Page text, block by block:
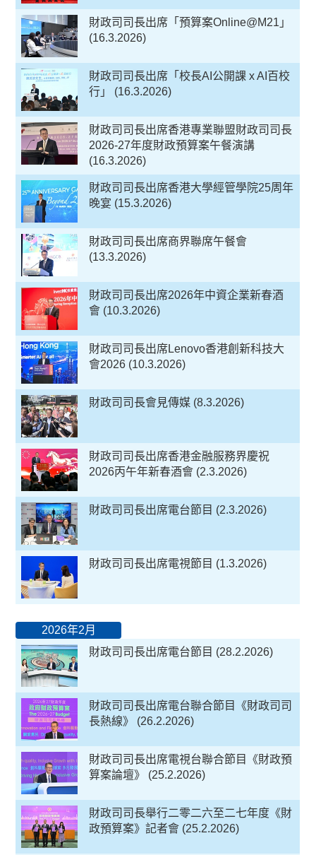
財政司司長出席「預算案Online@M21」
(16.3.2026)
財政司司長出席「校長AI公開課 x AI百校
行」 (16.3.2026)
財政司司長出席香港專業聯盟財政司司長
2026-27年度財政預算案午餐演講
(16.3.2026)
財政司司長出席香港大學經管學院25周年
晚宴 (15.3.2026)
財政司司長出席商界聯席午餐會
(13.3.2026)
財政司司長出席2026年中資企業新春酒
會 (10.3.2026)
財政司司長出席Lenovo香港創新科技大
會2026 (10.3.2026)
財政司司長會見傳媒 (8.3.2026)
財政司司長出席香港金融服務界慶祝
2026丙午年新春酒會 (2.3.2026)
財政司司長出席電台節目 (2.3.2026)
財政司司長出席電視節目 (1.3.2026)
2026年2月
財政司司長出席電台節目 (28.2.2026)
財政司司長出席電台聯合節目《財政司司
長熱線》 (26.2.2026)
財政司司長出席電視台聯合節目《財政預
算案論壇》 (25.2.2026)
財政司司長舉行二零二六至二七年度《財
政預算案》記者會 (25.2.2026)